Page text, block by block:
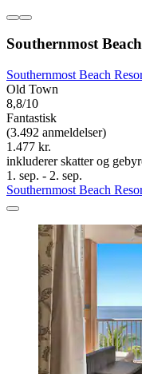
Southernmost
Southernmost Beach
Old Town
8,8/10
Fantastisk
(3.492 anmeldelser)
1.477 kr.
inkluderer skatter og
1. sep. - 2. sep.
Southernmost Beach